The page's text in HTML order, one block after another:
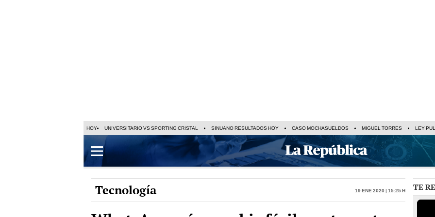
HOY UNIVERSITARIO VS SPORTING CRISTAL SINUANO RESULTADOS HOY CASO MOCHASUELDOS MIGUEL TORRES LEY
Tecnología 19 Ene 2020 | 15:25 h TE